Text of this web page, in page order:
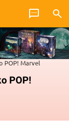
POP! Marvel
POP!